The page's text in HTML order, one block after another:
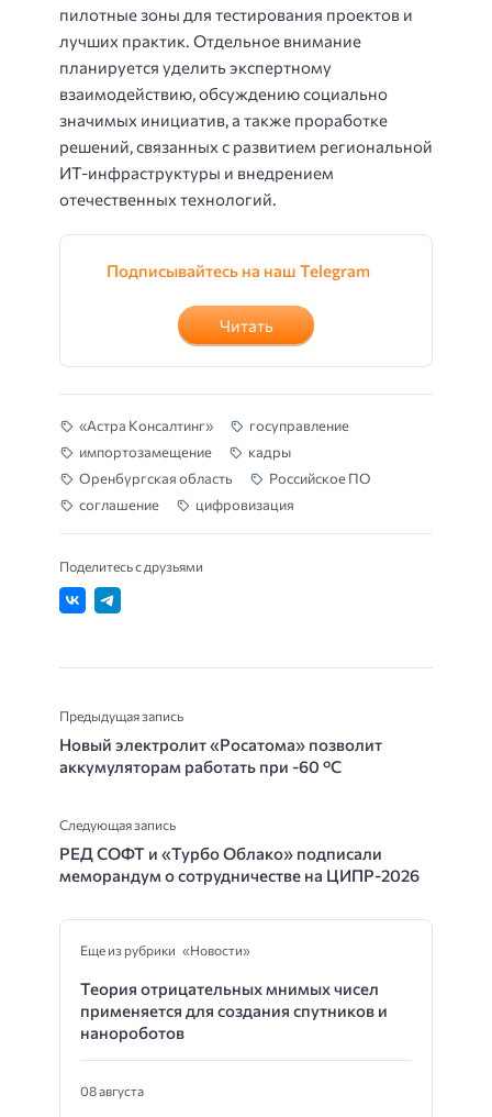
пилотные зоны для тестирования проектов и
лучших практик. Отдельное внимание
планируется уделить экспертному
взаимодействию, обсуждению социально
значимых инициатив, а также проработке
решений, связанных с развитием региональной
ИТ-инфраструктуры и внедрением
отечественных технологий.
Подписывайтесь на наш Telegram
Читать
«Астра Консалтинг»
госуправление
импортозамещение
кадры
Оренбургская область
Российское ПО
соглашение
цифровизация
Поделитесь с друзьями
Предыдущая запись
Новый электролит «Росатома» позволит
аккумуляторам работать при -60 °C
Следующая запись
РЕД СОФТ и «Турбо Облако» подписали
меморандум о сотрудничестве на ЦИПР-2026
Еще из рубрики «Новости»
Теория отрицательных мнимых чисел
применяется для создания спутников и
нанороботов
08 августа